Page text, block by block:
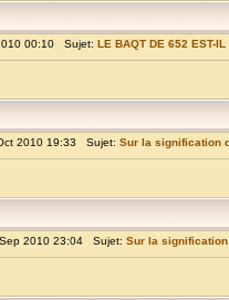
00:10 Sujet: LE BAQT DE 652 EST-
2010 19:33 Sujet: Sur la signification
2010 23:04 Sujet: Sur la